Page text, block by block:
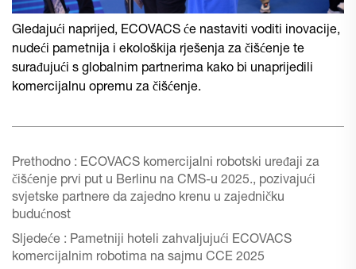
Gledajući naprijed, ECOVACS će nastaviti voditi inovacije,
nudeći pametnija i ekološkija rješenja za čišćenje te
surađujući s globalnim partnerima kako bi unaprijedili
komercijalnu opremu za čišćenje.
Prethodno : ECOVACS komercijalni robotski uređaji za
čišćenje prvi put u Berlinu na CMS-u 2025., pozivajući
svjetske partnere da zajedno krenu u zajedničku
budućnost
Sljedeće : Pametniji hoteli zahvaljujući ECOVACS
komercijalnim robotima na sajmu CCE 2025